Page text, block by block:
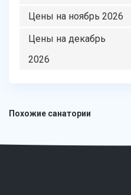
Цены на ноябрь 2026
Цены на декабрь
2026
Похожие санатории